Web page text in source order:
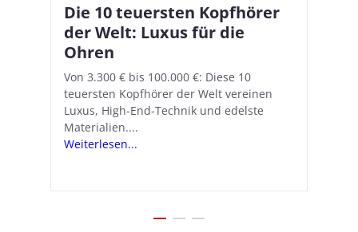
Die 10 teuersten Kopfhörer
der Welt: Luxus für die
Ohren
Von 3.300 € bis 100.000 €: Diese 10
teuersten Kopfhörer der Welt vereinen
Luxus, High-End-Technik und edelste
Materialien....
Weiterlesen...
Apple AirPods Pro 2 und iOS
18.1: So richtet ihr das neue
Hörgeräte-Feature ein
Mit iOS 18.1 und den AirPods Pro 2
verwandelt Apple seine In-Ear-Kopfhörer
in kostengünstige Hörhilfen. In wenigen
Schritten...
Weiterlesen...